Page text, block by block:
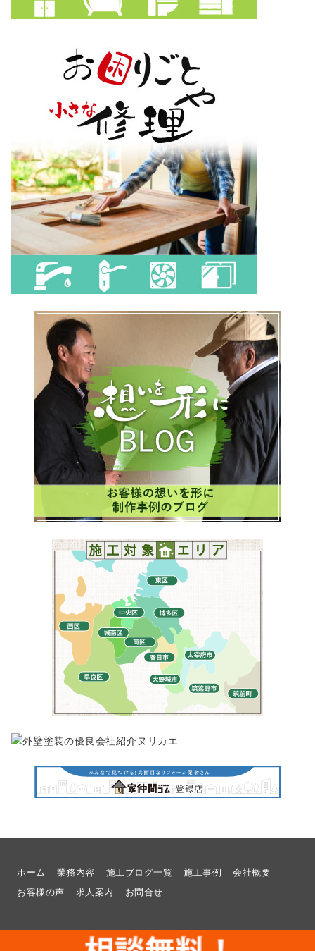
ホーム 業務内容 施工ブログ一覧 施工事例
会社概要
お客様の声
求人案内 お問合せ